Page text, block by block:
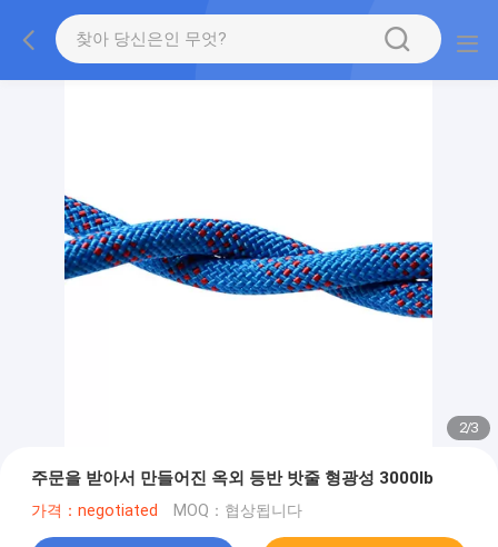
2/3
주문을 받아서 만들어진 옥외 등반 밧줄 형광성 3000lb
가격：negotiated MOQ：협상됩니다